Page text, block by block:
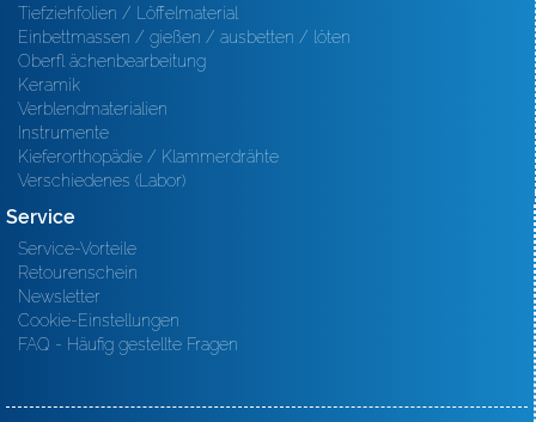
Tiefziehfolien / Löffelmaterial
Einbettmassen / gießen / ausbetten / löten
Oberfl ächenbearbeitung
Keramik
Verblendmaterialien
Instrumente
Kieferorthopädie / Klammerdrähte
Verschiedenes (Labor)
Service
Service-Vorteile
Retourenschein
Newsletter
Cookie-Einstellungen
FAQ - Häufig gestellte Fragen